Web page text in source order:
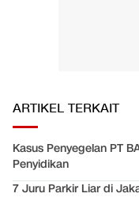
ARTIKEL TERKAIT
Kasus Penyegelan PT
Penyidikan
7 Juru Parkir Liar di